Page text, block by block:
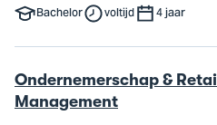
Bachelor voltijd 4 jaar
Ondernemerschap & Retail
Management